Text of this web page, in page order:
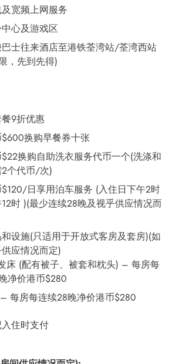
宽频上网服务
心及游戏区
巴士往来酒店至港铁荃湾站/荃湾西站
，先到先得)
9折优惠
换购早餐券十张
换购自助洗衣服务代币一个(洗涤和
个代币/次)
日享用泊车服务 (入住日下午2时
时 )(最少连续28晚及视乎供应情况而
设施(只适用于开放式客房及套房)(如
应情况而定)
床 (配有被子、被套和枕头) – 每房每
净价港币$280
每房每连续28晚净价港币$280
住时支付